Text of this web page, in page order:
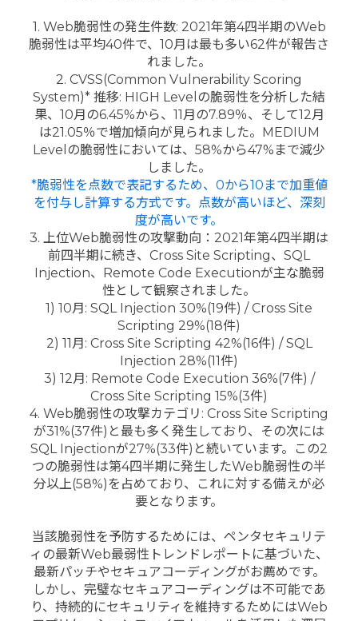
1. Web脆弱性の発生件数: 2021年第4四半期のWeb
脆弱性は平均40件で、10月は最も多い62件が報告さ
れました。
2. CVSS(Common Vulnerability Scoring
System)* 推移: HIGH Levelの脆弱性を分析した結
果、10月の6.45%から、11月の7.89％、そして12月
は21.05％で増加傾向が見られました。MEDIUM
Levelの脆弱性においては、58%から47%まで減少
しました。
*脆弱性を点数で表記するため、0から10まで加重値
を付与し計算する方式です。点数が高いほど、深刻
度が高いです。
3. 上位Web脆弱性の攻撃動向：2021年第4四半期は
前四半期に続き、Cross Site Scripting、SQL
Injection、Remote Code Executionが主な脆弱
性として観察されました。
1) 10月: SQL Injection 30%(19件) / Cross Site
Scripting 29%(18件)
2) 11月: Cross Site Scripting 42%(16件) / SQL
Injection 28%(11件)
3) 12月: Remote Code Execution 36%(7件) /
Cross Site Scripting 15%(3件)
4. Web脆弱性の攻撃カテゴリ: Cross Site Scripting
が31%(37件)と最も多く発生しており、その次には
SQL Injectionが27%(33件)と続いています。この2
つの脆弱性は第4四半期に発生したWeb脆弱性の半
分以上(58%)を占めており、これに対する備えが必
要となります。
当該脆弱性を予防するためには、ペンタセキュリテ
ィの最新Web最弱性トレンドレポートに基づいた、
最新パッチやセキュアコーディングがお薦めです。
しかし、完璧なセキュアコーディングは不可能であ
り、持続的にセキュリティを維持するためにはWeb